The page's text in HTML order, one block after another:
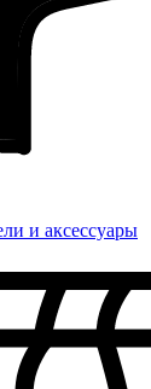
и аксессуары